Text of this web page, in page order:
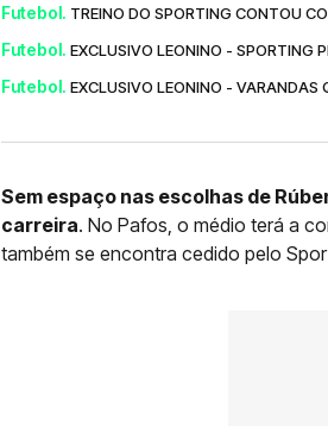
Futebol. TREINO DO SPORTING CONTOU
Futebol. EXCLUSIVO LEONINO - SPORTING
Futebol. EXCLUSIVO LEONINO - VARANDAS
Sem espaço nas escolhas de
carreira. No Pafos, o médio terá a
também se encontra cedido pelo